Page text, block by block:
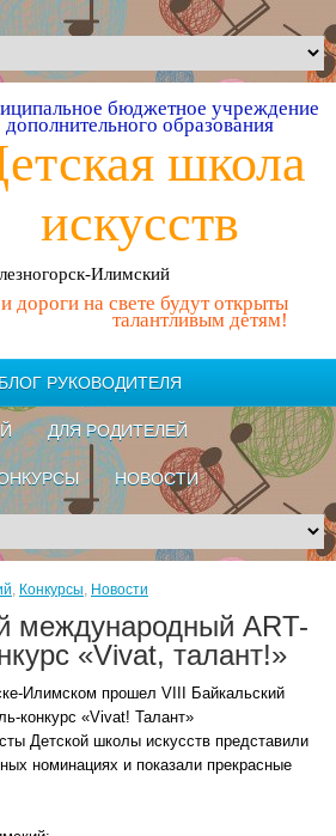
бюджетное учреждение
дополнительного образования
школа
искусств
Илимский
дороги на свете будут открыты
талантливым детям!
БЛОГ РУКОВОДИТЕЛЯ
ДЛЯ РОДИТЕЛЕЙ
НОВОСТИ
, Конкурсы, Новости
международный ART-
«Vivat, талант!»
Илимском прошел VIII Байкальский
конкурс «Vivat! Талант»
Детской школы искусств представили
номинациях и показали прекрасные